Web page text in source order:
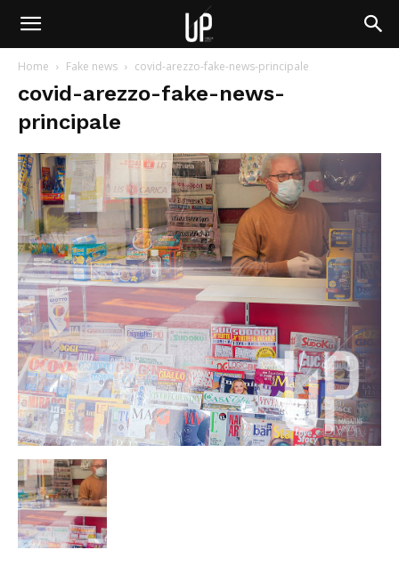
Home Fake news covid-arezzo-fake-news-principale
covid-arezzo-fake-news-
principale